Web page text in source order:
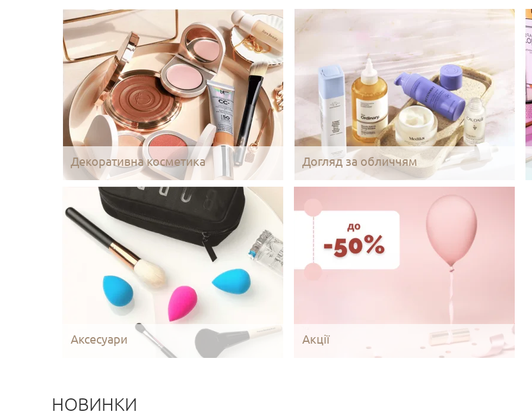
Декоративна косметика Догляд за обличчям
Аксесуари Акції
НОВИНКИ